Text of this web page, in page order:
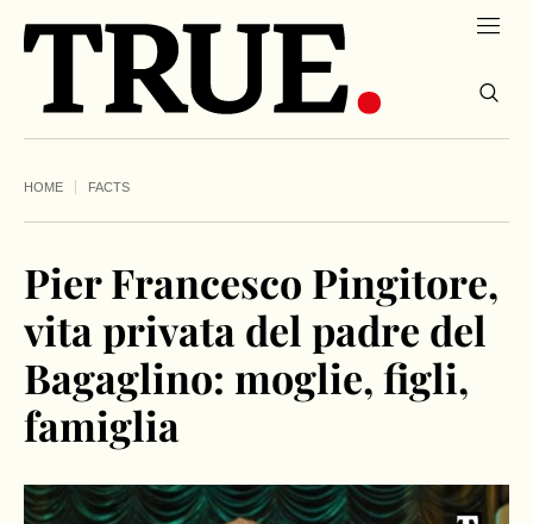
HOME FACTS
Pier Francesco Pingitore,
vita privata del padre del
Bagaglino: moglie, figli,
famiglia